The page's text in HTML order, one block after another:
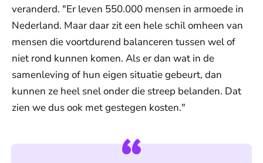
veranderd. "Er leven 550.000 mensen in armoede in
Nederland. Maar daar zit een hele schil omheen van
mensen die voortdurend balanceren tussen wel of
niet rond kunnen komen. Als er dan wat in de
samenleving of hun eigen situatie gebeurt, dan
kunnen ze heel snel onder die streep belanden. Dat
zien we dus ook met gestegen kosten."